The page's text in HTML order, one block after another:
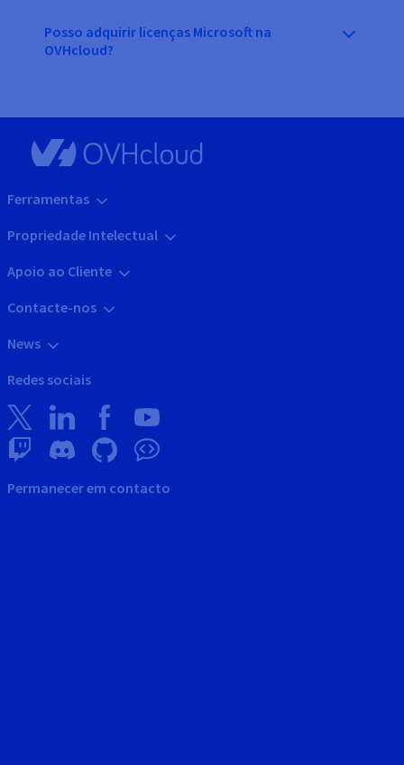
Posso adquirir licenças Microsoft na
OVHcloud?
Ferramentas
Propriedade Intelectual
Apoio ao Cliente
Contacte-nos
News
Redes sociais
Permanecer em contacto